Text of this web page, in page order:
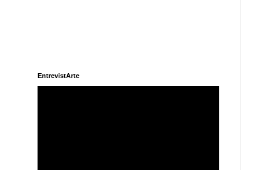
EntrevistArte